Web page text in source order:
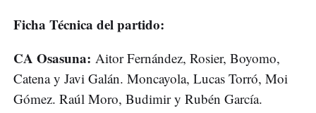
Ficha Técnica del partido:
CA Osasuna: Aitor Fernández, Rosier, Boyomo,
Catena y Javi Galán. Moncayola, Lucas Torró, Moi
Gómez. Raúl Moro, Budimir y Rubén García.